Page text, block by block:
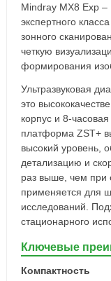
Mindray MX8 Exp –
экспертного
зонного
четкую
формирования
Ультразвуковая
это
корпус и 8-
платформа ZST+
высокий уровень,
детализацию и
раз выше, чем при
применяется для
исследований.
стационарного
Ключевые
Компактность